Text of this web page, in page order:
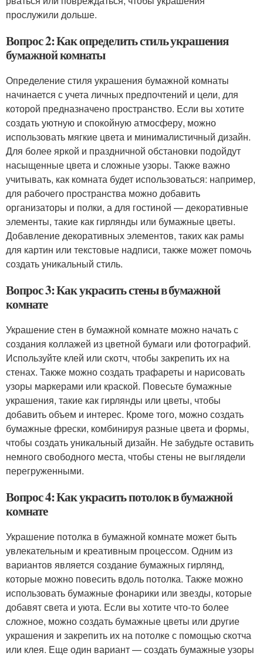
прослужили дольше.
Вопрос 2: Как определить стиль украшения
бумажной комнаты
Определение стиля украшения бумажной комнаты
начинается с учета личных предпочтений и цели, для
которой предназначено пространство. Если вы хотите
создать уютную и спокойную атмосферу, можно
использовать мягкие цвета и минималистичный дизайн.
Для более яркой и праздничной обстановки подойдут
насыщенные цвета и сложные узоры. Также важно
учитывать, как комната будет использоваться: например,
для рабочего пространства можно добавить
организаторы и полки, а для гостиной — декоративные
элементы, такие как гирлянды или бумажные цветы.
Добавление декоративных элементов, таких как рамы
для картин или текстовые надписи, также может помочь
создать уникальный стиль.
Вопрос 3: Как украсить стены в бумажной
комнате
Украшение стен в бумажной комнате можно начать с
создания коллажей из цветной бумаги или фотографий.
Используйте клей или скотч, чтобы закрепить их на
стенах. Также можно создать трафареты и нарисовать
узоры маркерами или краской. Повесьте бумажные
украшения, такие как гирлянды или цветы, чтобы
добавить объем и интерес. Кроме того, можно создать
бумажные фрески, комбинируя разные цвета и формы,
чтобы создать уникальный дизайн. Не забудьте оставить
немного свободного места, чтобы стены не выглядели
перегруженными.
Вопрос 4: Как украсить потолок в бумажной
комнате
Украшение потолка в бумажной комнате может быть
увлекательным и креативным процессом. Одним из
вариантов является создание бумажных гирлянд,
которые можно повесить вдоль потолка. Также можно
использовать бумажные фонарики или звезды, которые
добавят света и уюта. Если вы хотите что-то более
сложное, можно создать бумажные цветы или другие
украшения и закрепить их на потолке с помощью скотча
или клея. Еще один вариант — создать бумажные узоры